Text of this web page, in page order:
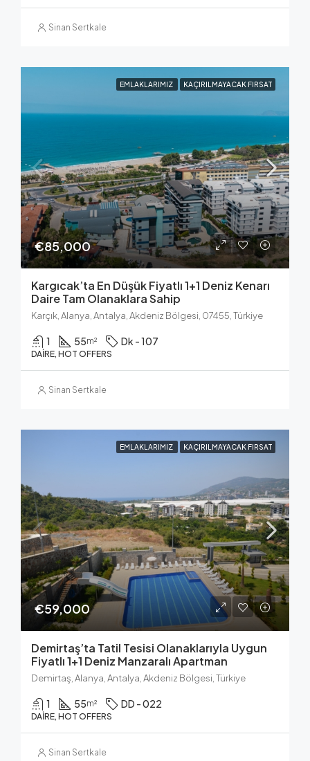
Sinan Sertkale
EMLAKLARIMIZ KAÇIRILMAYACAK FIRSAT
€85,000
Kargıcak’ta En Düşük Fiyatlı 1+1 Deniz Kenarı
Daire Tam Olanaklara Sahip
Karçık, Alanya, Antalya, Akdeniz Bölgesi, 07455, Türkiye
1 55m² Dk - 107
DAIRE, HOT OFFERS
Sinan Sertkale
EMLAKLARIMIZ KAÇIRILMAYACAK FIRSAT
€59,000
Demirtaş’ta Tatil Tesisi Olanaklarıyla Uygun
Fiyatlı 1+1 Deniz Manzaralı Apartman
Demirtaş, Alanya, Antalya, Akdeniz Bölgesi, Türkiye
1 55m² DD - 022
DAIRE, HOT OFFERS
Sinan Sertkale